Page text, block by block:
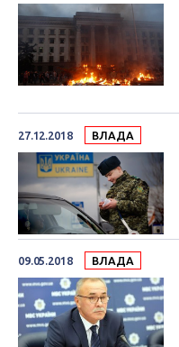
27.12.2018 ВЛАДА
09.05.2018 ВЛАДА